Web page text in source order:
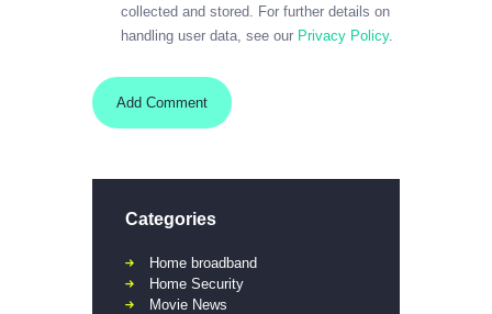
collected and stored. For further details on
handling user data, see our Privacy Policy.
Categories
Home broadband
Home Security
Movie News